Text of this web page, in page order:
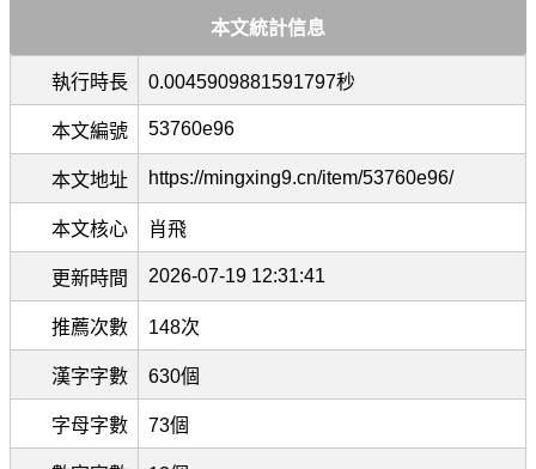
本文統計信息
執行時長 0.0045909881591797秒
本文編號 53760e96
本文地址 https://mingxing9.cn/item/53760e96/
本文核心 肖飛
更新時間 2026-07-19 12:31:41
推薦次數 148次
漢字字數 630個
字母字數 73個